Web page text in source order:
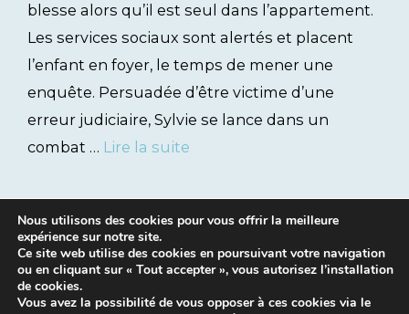
blesse alors qu’il est seul dans l’appartement.
Les services sociaux sont alertés et placent
l’enfant en foyer, le temps de mener une
enquête. Persuadée d’être victime d’une
erreur judiciaire, Sylvie se lance dans un
combat … Lire la suite
Nous utilisons des cookies pour vous offrir la meilleure
expérience sur notre site.
Ce site web utilise des cookies en poursuivant votre navigation
ou en cliquant sur « Tout accepter », vous autorisez l’installation
de cookies.
Vous avez la possibilité de vous opposer à ces cookies via le